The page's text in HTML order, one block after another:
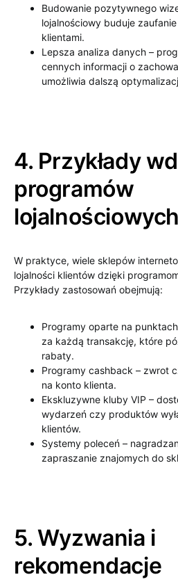
Budowanie pozytywnego
lojalnościowy buduje
klientami.
Lepsza analiza danych –
cennych informacji o
umożliwia dalszą
4. Przykłady
programów
lojalnościowych
W praktyce, wiele sklepów
lojalności klientów dzięki
Przykłady zastosowań obejmują:
Programy oparte na
za każdą transakcję, które
rabaty.
Programy cashback – zwrot
na konto klienta.
Ekskluzywne kluby VIP –
wydarzeń czy produktów
klientów.
Systemy poleceń –
zapraszanie znajomych do
5. Wyzwania i
rekomendacje